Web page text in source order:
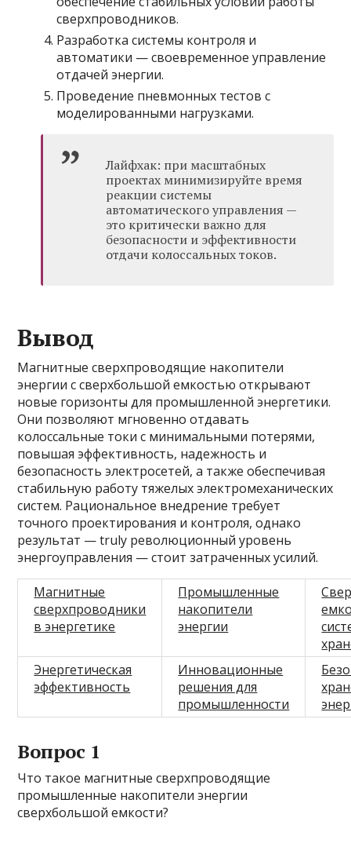
сверхпроводников.
Разработка системы контроля и
автоматики — своевременное управление
отдачей энергии.
Проведение пневмонных тестов с
моделированными нагрузками.
Лайфхак: при масштабных
проектах минимизируйте время
реакции системы
автоматического управления —
это критически важно для
безопасности и эффективности
отдачи колоссальных токов.
Вывод
Магнитные сверхпроводящие накопители
энергии с сверхбольшой емкостью открывают
новые горизонты для промышленной энергетики.
Они позволяют мгновенно отдавать
колоссальные токи с минимальными потерями,
повышая эффективность, надежность и
безопасность электросетей, а также обеспечивая
стабильную работу тяжелых электромеханических
систем. Рациональное внедрение требует
точного проектирования и контроля, однако
результат — truly революционный уровень
энергоуправления — стоит затраченных усилий.
Магнитные
сверхпроводники
в энергетике
Промышленные
накопители
энергии
Энергетическая
эффективность
Инновационные
решения для
промышленности
Вопрос 1
Что такое магнитные сверхпроводящие
промышленные накопители энергии
сверхбольшой емкости?